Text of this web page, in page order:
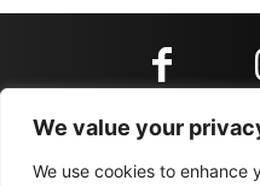
We value your
We use cookies to enhance